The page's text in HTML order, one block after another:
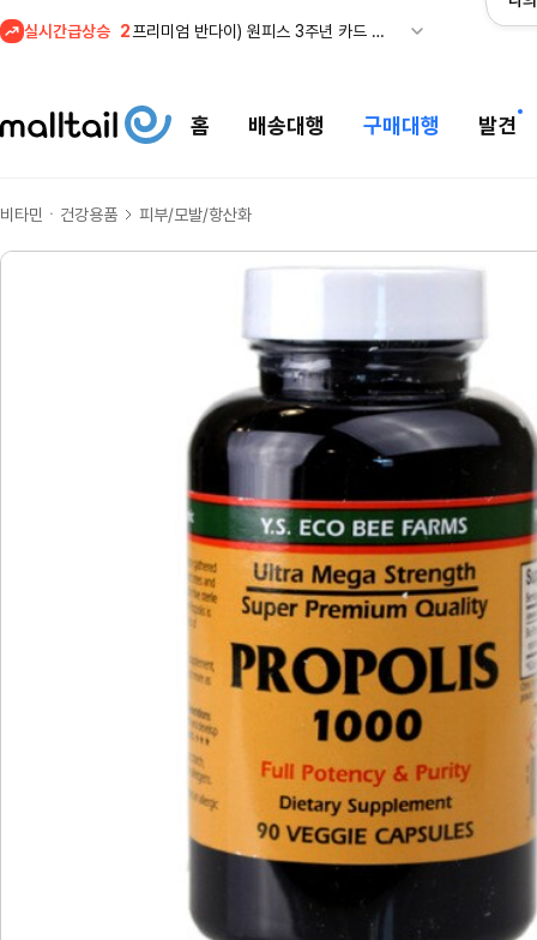
실시간급상승 3
REI) 아크테릭스 감마 시리즈 아우터 최대 50% 할인
1
메이시스) 폴로, 타미힐피거 등 인기 키즈 브랜드 최대 50% 할인!
홈 배송대행 구매대행 발견
비타민ㆍ건강용품 피부/모발/항산화